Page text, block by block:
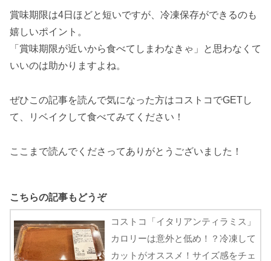
賞味期限は4日ほどと短いですが、冷凍保存ができるのも
嬉しいポイント。
「賞味期限が近いから食べてしまわなきゃ」と思わなくて
いいのは助かりますよね。
ぜひこの記事を読んで気になった方はコストコでGETし
て、リベイクして食べてみてください！
ここまで読んでくださってありがとうございました！
こちらの記事もどうぞ
コストコ「イタリアンティラミス」
カロリーは意外と低め！？冷凍して
カットがオススメ！サイズ感をチェ